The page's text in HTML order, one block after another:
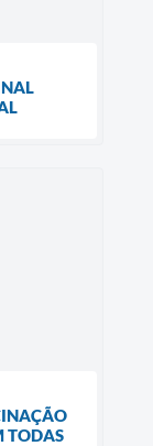
TODAS